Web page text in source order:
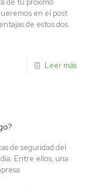
de tu próximo
en el post
de estos dos
Leer más
de seguridad del
Entre ellos, una